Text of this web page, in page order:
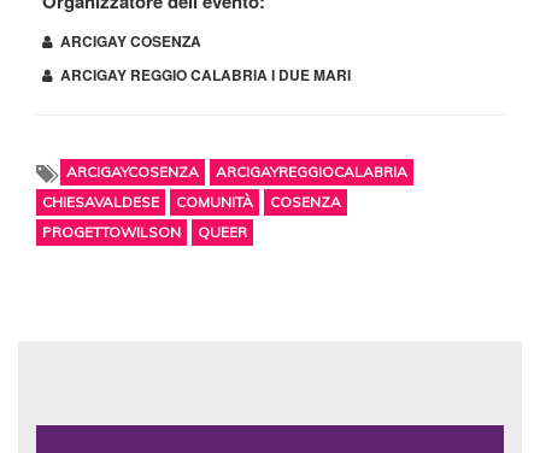
ARCIGAY COSENZA
ARCIGAY REGGIO CALABRIA I DUE MARI
ARCIGAYCOSENZA
ARCIGAYREGGIOCALABRIA
CHIESAVALDESE
COMUNITÀ
COSENZA
PROGETTOWILSON
QUEER